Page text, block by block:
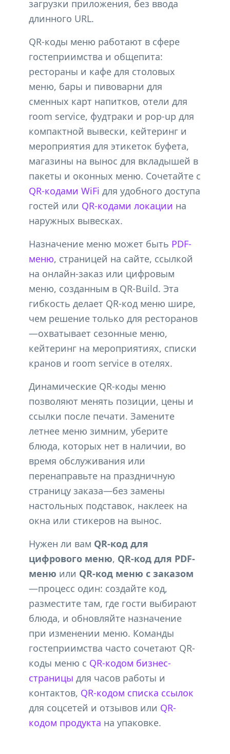
загрузки приложения, без ввода
длинного URL.
QR-коды меню работают в сфере
гостеприимства и общепита:
рестораны и кафе для столовых
меню, бары и пивоварни для
сменных карт напитков, отели для
room service, фудтраки и pop-up для
компактной вывески, кейтеринг и
мероприятия для этикеток буфета,
магазины на вынос для вкладышей в
пакеты и оконных меню. Сочетайте с
QR-кодами WiFi для удобного доступа
гостей или QR-кодами локации на
наружных вывесках.
Назначение меню может быть PDF-
меню, страницей на сайте, ссылкой
на онлайн-заказ или цифровым
меню, созданным в QR-Build. Эта
гибкость делает QR-код меню шире,
чем решение только для ресторанов
—охватывает сезонные меню,
кейтеринг на мероприятиях, списки
кранов и room service в отелях.
Динамические QR-коды меню
позволяют менять позиции, цены и
ссылки после печати. Замените
летнее меню зимним, уберите
блюда, которых нет в наличии, во
время обслуживания или
перенаправьте на праздничную
страницу заказа—без замены
настольных подставок, наклеек на
окна или стикеров на вынос.
Нужен ли вам QR-код для
цифрового меню, QR-код для PDF-
меню или QR-код меню с заказом
—процесс один: создайте код,
разместите там, где гости выбирают
блюда, и обновляйте назначение
при изменении меню. Команды
гостеприимства часто сочетают QR-
коды меню с QR-кодом бизнес-
страницы для часов работы и
контактов, QR-кодом списка ссылок
для соцсетей и отзывов или QR-
кодом продукта на упаковке.